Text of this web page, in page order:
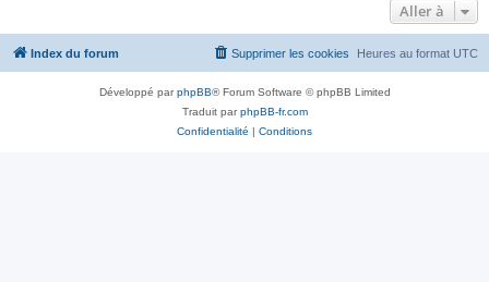
Aller à
Index du forum Heures au format UTC
Supprimer les cookies
Développé parphpBB® Forum Software © phpBB Limited
Traduit parphpBB-fr.com
Confidentialité | Conditions